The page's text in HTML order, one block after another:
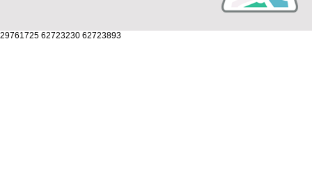
29761725 62723230 62723893